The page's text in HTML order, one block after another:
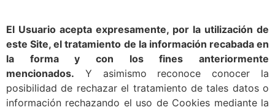
El Usuario acepta expresamente, por la utilización de
este Site, el tratamiento de la información recabada en
la forma y con los fines anteriormente
mencionados. Y asimismo reconoce conocer la
posibilidad de rechazar el tratamiento de tales datos o
información rechazando el uso de Cookies mediante la